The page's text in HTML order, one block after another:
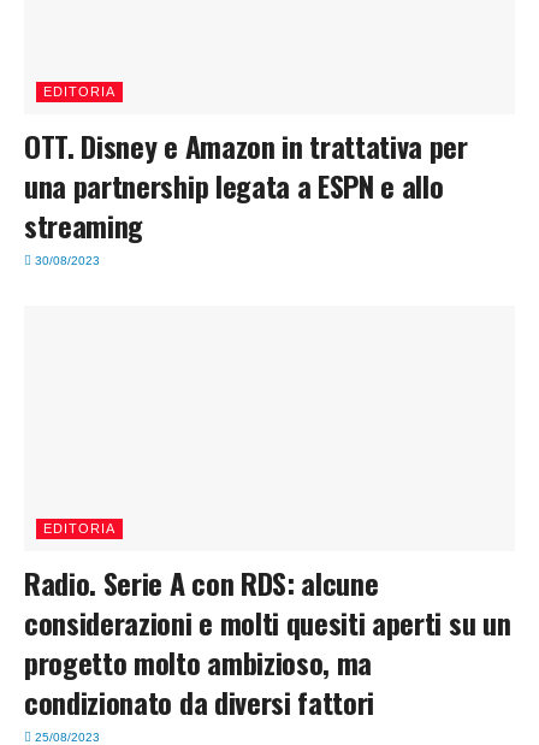
EDITORIA
OTT. Disney e Amazon in trattativa per
una partnership legata a ESPN e allo
streaming
30/08/2023
EDITORIA
Radio. Serie A con RDS: alcune
considerazioni e molti quesiti aperti su un
progetto molto ambizioso, ma
condizionato da diversi fattori
25/08/2023